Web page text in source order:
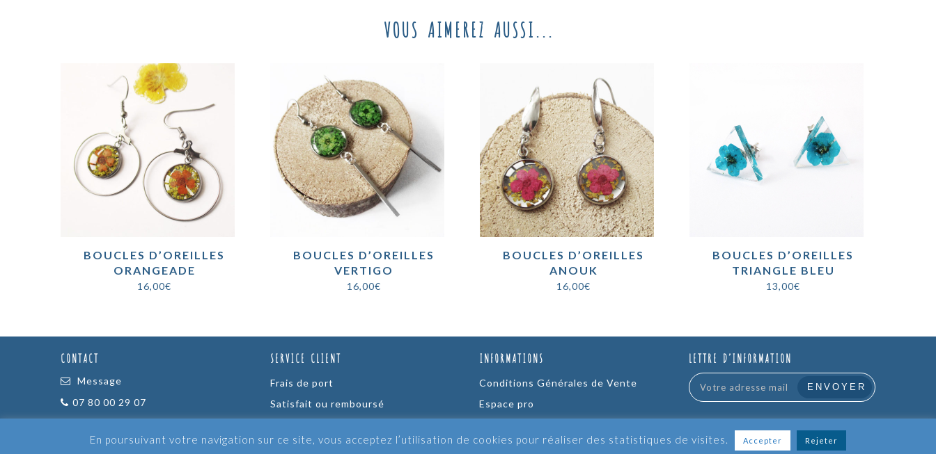
VOUS AIMEREZ AUSSI...
BOUCLES D’OREILLES
ORANGEADE
16,00€
BOUCLES D’OREILLES
VERTIGO
16,00€
BOUCLES D’OREILLES
ANOUK
16,00€
BOUCLES D’OREILLES
TRIANGLE BLEU
13,00€
CONTACT
Message
07 80 00 29 07
SERVICE CLIENT
Frais de port
Satisfait ou remboursé
INFORMATIONS
Conditions Générales de Vente
Espace pro
LETTRE D’INFORMATION
En poursuivant votre navigation sur ce site, vous acceptez l’utilisation de cookies pour réaliser des statistiques de visites. Accepter Rejeter